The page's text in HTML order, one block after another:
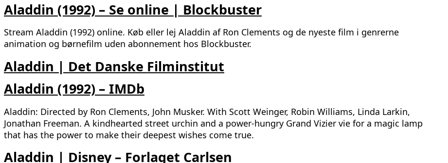
Aladdin (1992) – Se online | Blockbuster
Stream Aladdin (1992) online. Køb eller lej Aladdin af Ron Clements og de nyeste film i genrerne
animation og børnefilm uden abonnement hos Blockbuster.
Aladdin | Det Danske Filminstitut
Aladdin (1992) – IMDb
Aladdin: Directed by Ron Clements, John Musker. With Scott Weinger, Robin Williams, Linda Larkin,
Jonathan Freeman. A kindhearted street urchin and a power-hungry Grand Vizier vie for a magic lamp
that has the power to make their deepest wishes come true.
Aladdin | Disney – Forlaget Carlsen